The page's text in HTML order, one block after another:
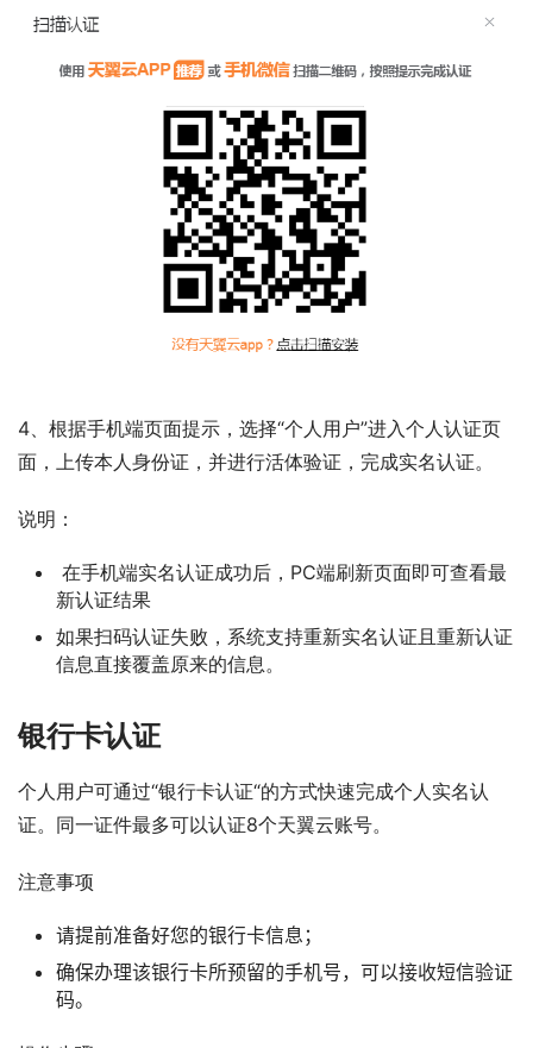
4、根据手机端页面提示，选择“个人用户”进入个人认证页
面，上传本人身份证，并进行活体验证，完成实名认证。
说明：
在手机端实名认证成功后，PC端刷新页面即可查看最
新认证结果
如果扫码认证失败，系统支持重新实名认证且重新认证
信息直接覆盖原来的信息。
银行卡认证
个人用户可通过“银行卡认证“的方式快速完成个人实名认
证。同一证件最多可以认证8个天翼云账号。
注意事项
请提前准备好您的银行卡信息；
确保办理该银行卡所预留的手机号，可以接收短信验证
码。